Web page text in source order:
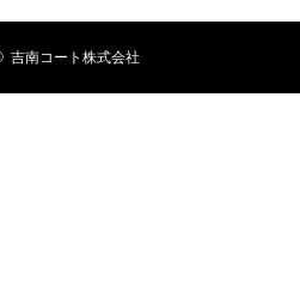
吉南コート株式会社